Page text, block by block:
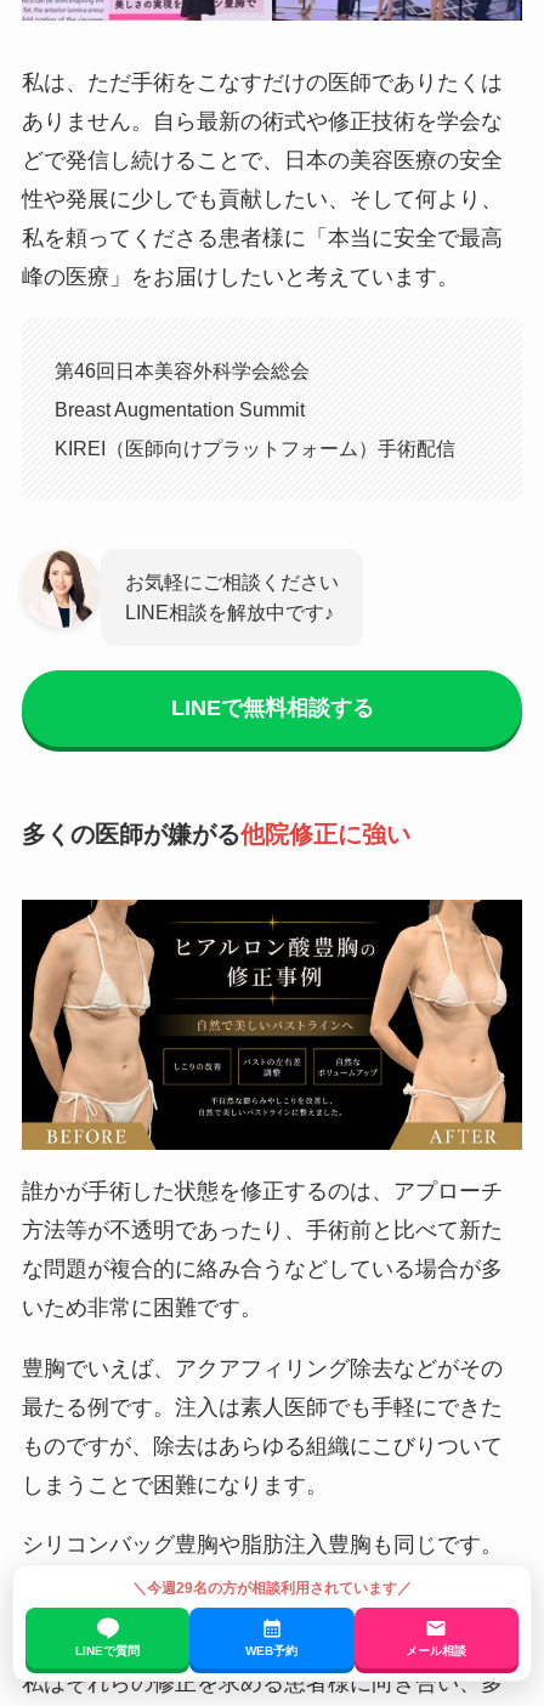
私は、ただ手術をこなすだけの医師でありたくは
ありません。自ら最新の術式や修正技術を学会な
どで発信し続けることで、日本の美容医療の安全
性や発展に少しでも貢献したい、そして何より、
私を頼ってくださる患者様に「本当に安全で最高
峰の医療」をお届けしたいと考えています。
第46回日本美容外科学会総会
Breast Augmentation Summit
KIREI（医師向けプラットフォーム）手術配信
お気軽にご相談ください
LINE相談を解放中です♪
LINEで無料相談する
多くの医師が嫌がる他院修正に強い
誰かが手術した状態を修正するのは、アプローチ
方法等が不透明であったり、手術前と比べて新た
な問題が複合的に絡み合うなどしている場合が多
いため非常に困難です。
豊胸でいえば、アクアフィリング除去などがその
最たる例です。注入は素人医師でも手軽にできた
ものですが、除去はあらゆる組織にこびりついて
しまうことで困難になります。
シリコンバッグ豊胸や脂肪注入豊胸も同じです。
最初の手術は簡単でも、その後に修正するのはス
キルがないとできません。
私はそれらの修正を求める患者様に向き合い、多
＼今週29名の方が相談利用されています／
LINEで質問 WEB予約 メール相談